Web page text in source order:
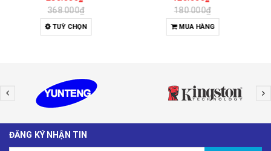
180.000₫
MUA HÀNG
180.000₫
TUỲ CHỌN
ĐĂNG KÝ NHẬN TIN